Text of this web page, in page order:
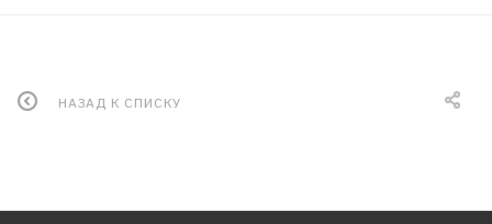
НАЗАД К СПИСКУ